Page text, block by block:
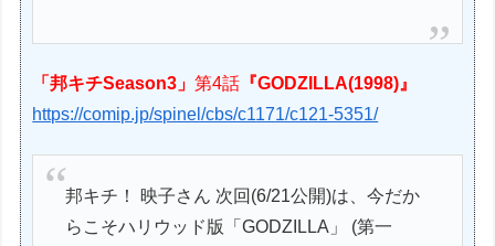
「邦キチSeason3」第4話 『GODZILLA(1998)』
https://comip.jp/spinel/cbs/c1171/c121-5351/
邦キチ！ 映子さん 次回(6/21公開)は、今だか
らこそハリウッド版「GODZILLA」 (第一